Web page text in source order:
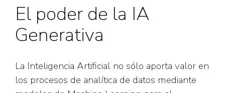
El poder de la IA
Generativa
La Inteligencia Artificial no sólo aporta valor en
los procesos de analítica de datos mediante